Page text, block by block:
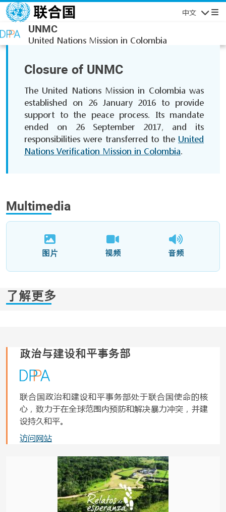
跳转到主要内容
中文
导航
UNMC
United Nations Mission in Colombia
Closure of UNMC
The United Nations Mission in Colombia was
established on 26 January 2016 to provide
support to the peace process. Its mandate
ended on 26 September 2017, and its
responsibilities were transferred to the United
Nations Verification Mission in Colombia.
Multimedia
图片 视频 音频
了解更多
政治与建设和平事务部
联合国政治和建设和平事务部处于联合国使命的核
心，致力于在全球范围内预防和解决暴力冲突，并建
设持久和平。
访问网站